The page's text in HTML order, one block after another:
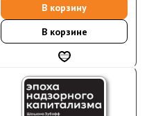
В корзину
В корзине